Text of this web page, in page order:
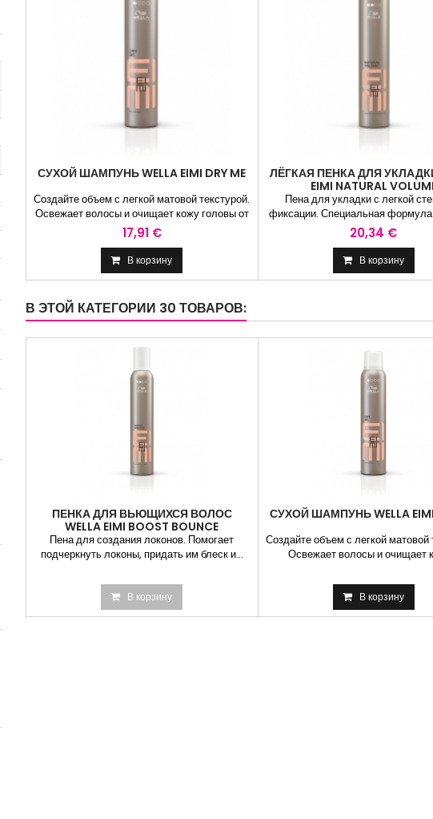
СУХОЙ ШАМПУНЬ WELLA EIMI DRY ME
Создайте объем с легкой матовой текстурой.
Освежает волосы и очищает кожу головы от
избытка кожного сала. Формула содержит
крахмал тапиоки. Не утяжеляет
волосы.ИСПОЛЬЗОВАНИЕ: Встряхните
флакон, нанесите продукт равномерно на
сухие волосы. Расчешите и сделайте
укладку.
17,91 €
В корзину
ЛЁГКАЯ ПЕНКА ДЛЯ
EIMI NATURAL
Пена для укладки с легкой
фиксации. Специальная формула
защитить волосы от потери
время укладки феном. Позволяет
объемную и легкую
ИСПОЛЬЗОВАНИЕ: Встряхнуть
использованием. Нанести на
20,34 €
В корзину
В ЭТОЙ КАТЕГОРИИ 30 ТОВАРОВ:
ПЕНКА ДЛЯ ВЬЮЩИХСЯ ВОЛОС
WELLA EIMI BOOST BOUNCE
Пена для создания локонов. Помогает
подчеркнуть локоны, придать им блеск и...
В корзину
СУХОЙ ШАМПУНЬ WELLA EIMI
Создайте объем с легкой матовой
Освежает волосы и очищает
В корзину